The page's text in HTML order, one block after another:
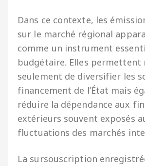
Dans ce contexte, les
sur le marché régional
comme un instrument
budgétaire. Elles permettent
seulement de diversifier les
financement de l’État mais
réduire la dépendance aux
extérieurs souvent exposés
fluctuations des marchés
La sursouscription